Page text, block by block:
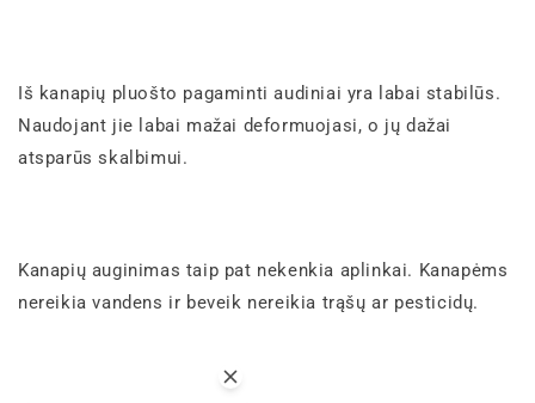
Iš kanapių pluošto pagaminti audiniai yra labai stabilūs.
Naudojant jie labai mažai deformuojasi, o jų dažai
atsparūs skalbimui.
Kanapių auginimas taip pat nekenkia aplinkai. Kanapėms
nereikia vandens ir beveik nereikia trąšų ar pesticidų.